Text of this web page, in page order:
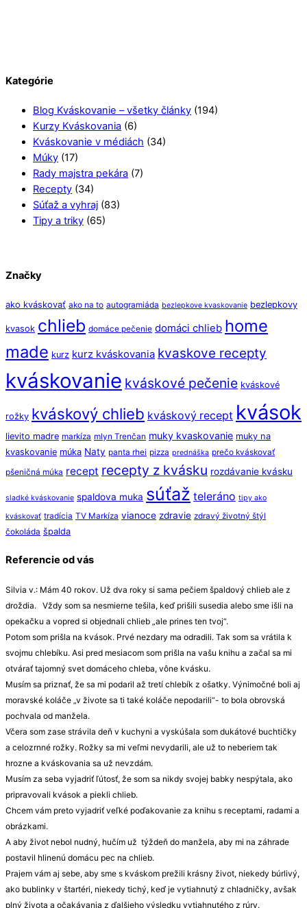
Kategórie
Blog Kváskovanie – všetky články (194)
Kurzy Kváskovania (6)
Kváskovanie v médiách (34)
Múky (17)
Rady majstra pekára (7)
Recepty (34)
Súťaž a vyhraj (83)
Tipy a triky (65)
Značky
ako kváskovať ako na to autogramiáda bezlepkove kvaskovanie bezlepkovy
kvasok chlieb domáce pečenie domáci chlieb home
made kurz kurz kváskovania kvaskove recepty
kváskovanie kváskové pečenie kváskové
rožky kváskový chlieb kváskový recept kvások
lievito madre markíza mlyn Trenčan muky kvaskovanie muky na
kvaskovanie múka Naty panta rhei pizza prednáška prečo kváskovať
pšeničná múka recept recepty z kvásku rozdávanie kvásku
sladké kváskovanie spaldova muka súťaž teleráno tipy ako
kváskovať tradícia TV Markíza vianoce zdravie zdravý životný štýl
čokoláda špalda
Referencie od vás
Silvia v.: Mám 40 rokov. Už dva roky si sama pečiem špaldový chlieb ale z
droždia. Vždy som sa nesmierne tešila, keď prišili susedia alebo sme išli na
opekačku a vopred si objednali chlieb „ale prines ten tvoj“.
Potom som prišla na kvások. Prvé nezdary ma odradili. Tak som sa vrátila k
svojmu chlebíku. Asi pred mesiacom som prišla na vašu knihu a začal sa mi
otvárať tajomný svet domáceho chleba, vône kvásku.
Musím sa priznať, že sa mi podaril až tretí chlebík z ošatky. Výnimočné boli aj
moravské koláče „v živote sa ti také koláče nepodarili“- to bola obrovská
pochvala od manžela.
Včera som zase strávila deň v kuchyni a vyskúšala som dukátové buchtičky
a celozrnné rožky. Rožky sa mi veľmi nevydarili, ale už to neberiem tak
hrozne a kváskovania sa už nevzdám.
Musím za seba vyjadriť ľútosť, že som sa nikdy svojej babky nespýtala, ako
pripravovali kvások a piekli chlieb.
Chcem vám preto vyjadriť veľké poďakovanie za knihu s receptami, radami a
obrázkami.
A aby život nebol nudný, hučím už týždeň do manžela, aby mi na záhrade
postavil hlinenú domácu pec na chlieb.
Prajem vám aj sebe, aby sme s kváskom prežili krásny život, niekedy búrlivý,
ako bublinky v štartéri, niekedy tichý, keď je vytiahnutý z chladničky, avšak
plný života a očakávania z ďalšieho výsledku vytiahnutého z rúry.